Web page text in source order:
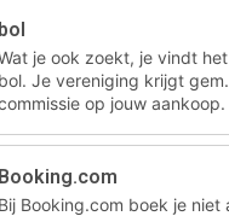
bol
je ook zoekt, je vindt
bol. Je vereniging krijgt gem.
op jouw aankoop.
Booking.com
Bij Booking.com boek je niet